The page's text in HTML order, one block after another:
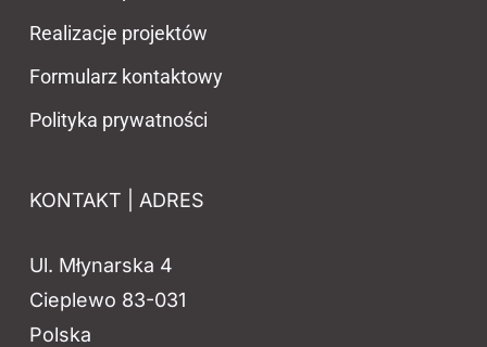
Realizacje projektów
Formularz kontaktowy
Polityka prywatności
KONTAKT | ADRES
Ul. Młynarska 4
Cieplewo 83-031
Polska